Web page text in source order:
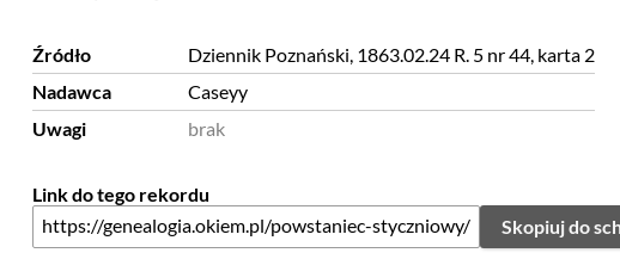
Źródło
Dziennik Poznański, 1863.02.24 R. 5 nr 44, karta 2
Nadawca
Caseyy
Uwagi
brak
Link do tego rekordu
Skopiuj do